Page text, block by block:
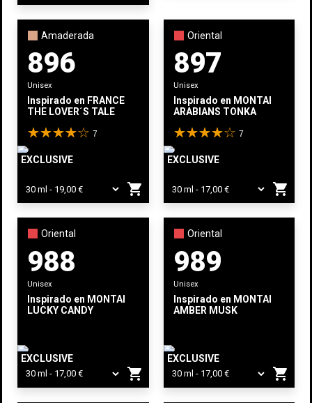
Amaderada
896
Unisex
Inspirado en FRANCESCA BIANCHI
THE LOVER´S TALE
7
EXCLUSIVE
shopping_cart
Oriental
897
Unisex
Inspirado en MONTALE
ARABIANS TONKA
7
EXCLUSIVE
shopping_cart
Oriental
988
Unisex
Inspirado en MONTALE
LUCKY CANDY
EXCLUSIVE
shopping_cart
Oriental
989
Unisex
Inspirado en MONTALE
AMBER MUSK
EXCLUSIVE
shopping_cart